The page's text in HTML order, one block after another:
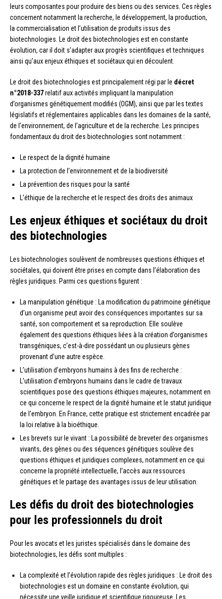
leurs composantes pour produire des biens ou des services. Ces règles
concernent notamment la recherche, le développement, la production,
la commercialisation et l’utilisation de produits issus des
biotechnologies. Le droit des biotechnologies est en constante
évolution, car il doit s’adapter aux progrès scientifiques et techniques
ainsi qu’aux enjeux éthiques et sociétaux qui en découlent.
Le droit des biotechnologies est principalement régi par le décret
n°2018-337relatif aux activités impliquant la manipulation
d’organismes génétiquement modifiés (OGM), ainsi que par les textes
législatifs et réglementaires applicables dans les domaines de la santé,
de l’environnement, de l’agriculture et de la recherche. Les principes
fondamentaux du droit des biotechnologies sont notamment :
Le respect de la dignité humaine
La protection de l’environnement et de la biodiversité
La prévention des risques pour la santé
L’éthique de la recherche et le respect des droits des animaux
Les enjeux éthiques et sociétaux du droit
des biotechnologies
Les biotechnologies soulèvent de nombreuses questions éthiques et
sociétales, qui doivent être prises en compte dans l’élaboration des
règles juridiques. Parmi ces questions figurent :
La manipulation génétique : La modification du patrimoine génétique
d’un organisme peut avoir des conséquences importantes sur sa
santé, son comportement et sa reproduction. Elle soulève
également des questions éthiques liées à la création d’organismes
transgéniques, c’est-à-dire possédant un ou plusieurs gènes
provenant d’une autre espèce.
L’utilisation d’embryons humains à des fins de recherche :
L’utilisation d’embryons humains dans le cadre de travaux
scientifiques pose des questions éthiques majeures, notamment en
ce qui concerne le respect de la dignité humaine et le statut juridique
de l’embryon. En France, cette pratique est strictement encadrée par
la loi relative à la bioéthique.
Les brevets sur le vivant : La possibilité de breveter des organismes
vivants, des gènes ou des séquences génétiques soulève des
questions éthiques et juridiques complexes, notamment en ce qui
concerne la propriété intellectuelle, l’accès aux ressources
génétiques et le partage des avantages issus de leur utilisation.
Les défis du droit des biotechnologies
pour les professionnels du droit
Pour les avocats et les juristes spécialisés dans le domaine des
biotechnologies, les défis sont multiples :
La complexité et l’évolution rapide des règles juridiques : Le droit des
biotechnologies est un domaine en constante évolution, qui
nécessite une veille juridique et scientifique rigoureuse. Les